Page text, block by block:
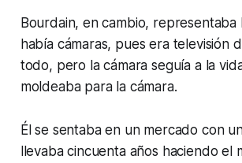
Bourdain, en cambio, representaba
había cámaras, pues era televisión
todo, pero la cámara seguía a la
moldeaba para la cámara.
Él se sentaba en un mercado con
llevaba cincuenta años haciendo el